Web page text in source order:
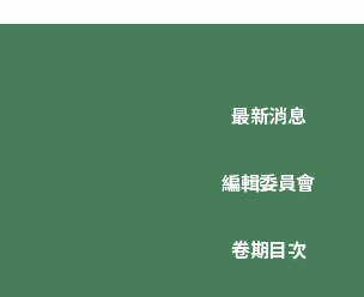
最新消息
編輯委員會
卷期目次